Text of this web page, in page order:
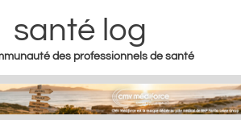
Jump to navigation
santé log
des professionnels de santé